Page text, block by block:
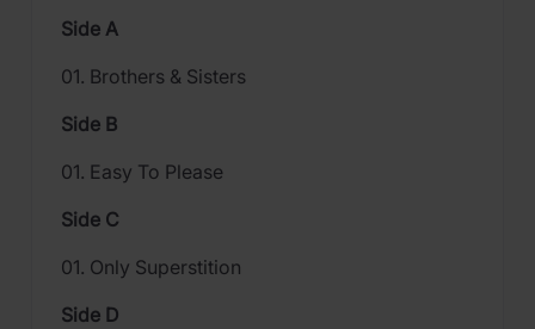
Side A
01. Brothers & Sisters
Side B
01. Easy To Please
Side C
01. Only Superstition
Side D